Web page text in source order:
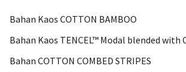
Bahan Kaos COTTON BAMBOO
Bahan Kaos TENCEL™ Modal blended with
Bahan COTTON COMBED STRIPES